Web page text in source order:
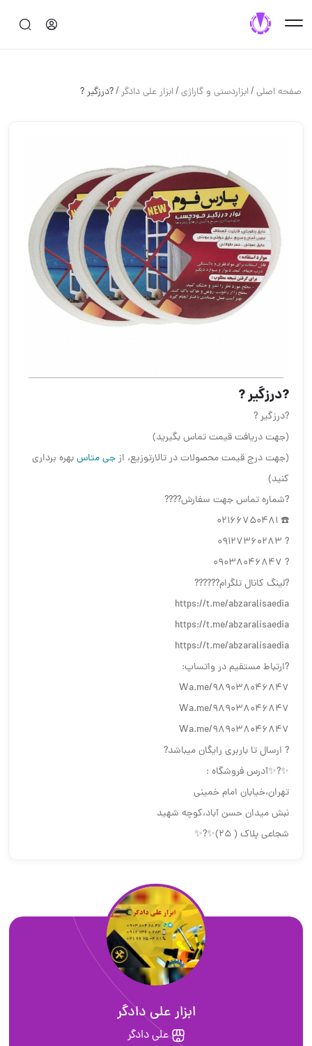
صفحه اصلی/ابزاردستی و گاراژی/ابزار علی دادگر/?درزگیر ?
?درزگیر ?
?درزگیر ?
(جهت دریافت قیمت تماس بگیرید)
(جهت درج قیمت محصولات در تالارتوزیع، ازجی متاسبهره برداری
کنید)
?شماره تماس جهت سفارش????
☎️ 02166750481
? 09127360283
? 09038046847
?لینگ کانال تلگرام??????
https://t.me/abzaralisaedia
https://t.me/abzaralisaedia
https://t.me/abzaralisaedia
?ارتباط مستقیم در واتساپ:
Wa.me/989038046847
Wa.me/989038046847
Wa.me/989038046847
? ارسال تا باربری رایگان میباشد?
✨?✨آدرس فروشگاه :
تهران،خیابان امام خمینی
نبش میدان حسن آباد،کوچه شهید
شجاعی پلاک ( 25)✨?✨
ابزار علی دادگر
علی دادگر